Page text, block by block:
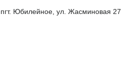
Юбилейное, ул. Жасминовая 27